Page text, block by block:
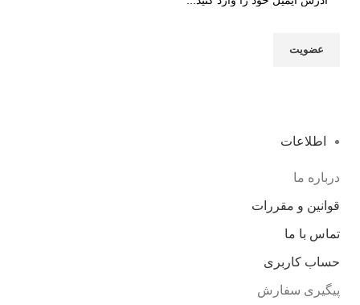
اطلاعات
درباره ما
قوانین و مقررات
تماس با ما
حساب کاربری
پیگیری سفارش